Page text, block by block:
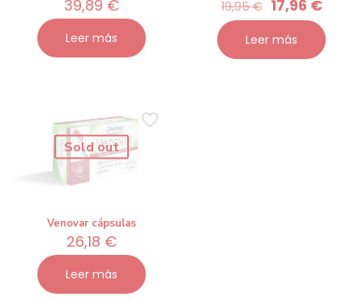
39,89 €
Leer más
19,95€ El
precio
original
era:
19,95 €.
17,96 €El
es:
Leer más
Sold out
Venovar cápsulas
26,18 €
Leer más